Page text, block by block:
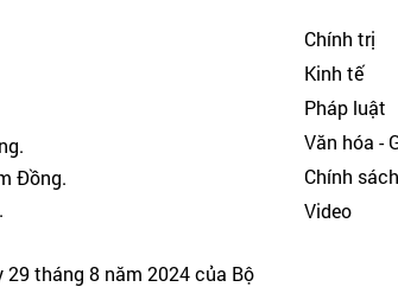
Đồng.
29 tháng 8 năm 2024 của Bộ
Chính trị
Kinh tế
Pháp luật
Văn hóa -
Chính sách
Video